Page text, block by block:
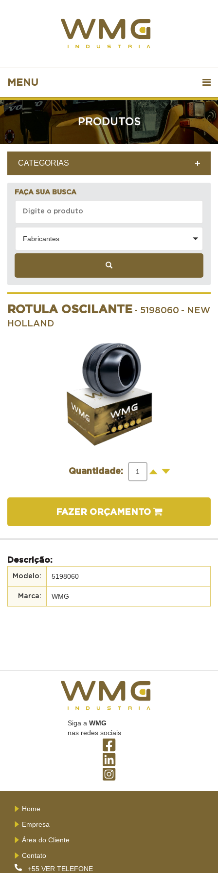
MENU
PRODUTOS
CATEGORIAS
FAÇA SUA BUSCA
Fabricantes
ROTULA OSCILANTE - 5198060 - NEW
HOLLAND
Quantidade: + -
FAZER ORÇAMENTO
Descrição:
5198060
WMG
Siga a WMG
nas redes sociais
Home
Empresa
Área do Cliente
Contato
+55 VER TELEFONE